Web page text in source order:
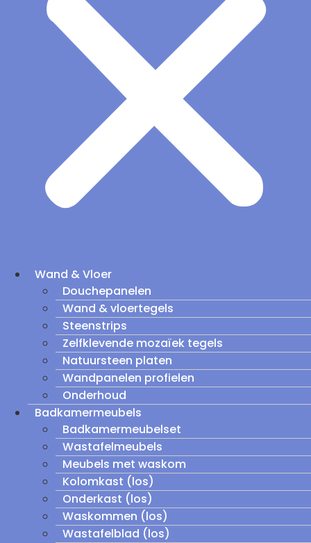
Wand & Vloer
Douchepanelen
Wand & vloertegels
Steenstrips
Zelfklevende mozaïek tegels
Natuursteen platen
Wandpanelen profielen
Onderhoud
Badkamermeubels
Badkamermeubelset
Wastafelmeubels
Meubels met waskom
Kolomkast (los)
Onderkast (los)
Waskommen (los)
Wastafelblad (los)